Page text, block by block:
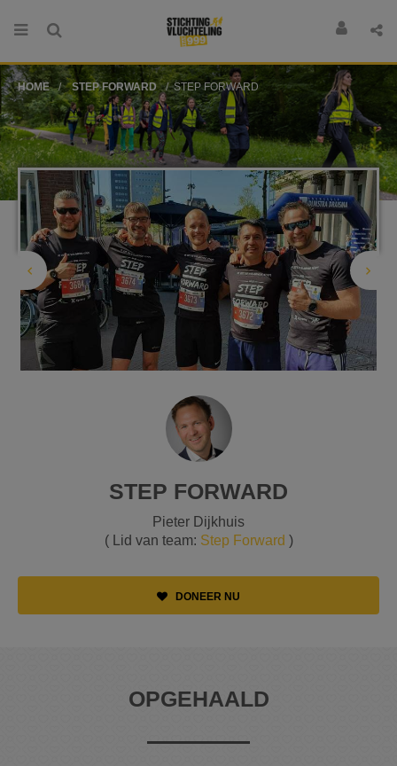
HOME STEP FORWARD STEP FORWARD
STEP FORWARD
Pieter Dijkhuis
( Lid van team: Step Forward )
DONEER NU
OPGEHAALD